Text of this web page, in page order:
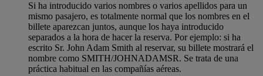
Si ha introducido varios nombres o varios apellidos para un
mismo pasajero, es totalmente normal que los nombres en el
billete aparezcan juntos, aunque los haya introducido
separados a la hora de hacer la reserva. Por ejemplo: si ha
escrito Sr. John Adam Smith al reservar, su billete mostrará el
nombre como SMITH/JOHNADAMSR. Se trata de una
práctica habitual en las compañías aéreas.